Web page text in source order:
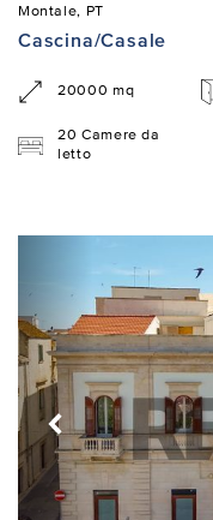
Montale, PT
Cascina/Casale
20000 mq
20 Camere da
letto